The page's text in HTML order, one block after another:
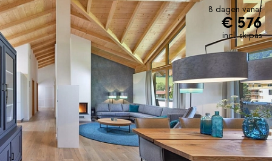
8 dagen vanaf
€ 576
incl. skipas